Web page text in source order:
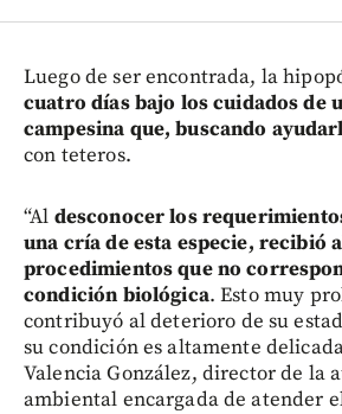
Luego de ser encontrada, la
cuatro días bajo los cuidados de
campesina que, buscando
con teteros.
“Al desconocer los
una cría de esta especie, recibió
procedimientos que no
condición biológica. Esto muy
contribuyó al deterioro de su
su condición es altamente
Valencia González, director de la
ambiental encargada de atender